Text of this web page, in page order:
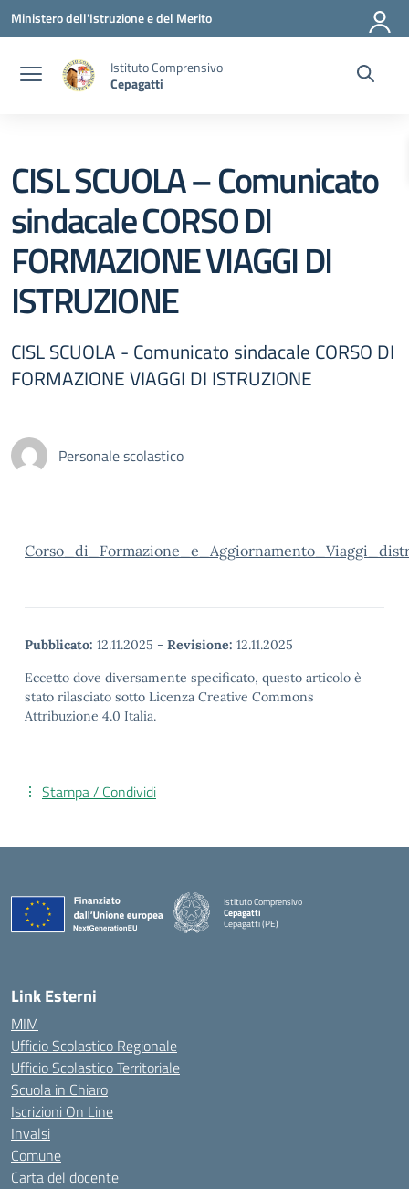
Vai ai contenuti
Vai al menu di navigazione
Vai al footer
Ministero dell'Istruzione e del Merito
Istituto Comprensivo
Cepagatti
CISL SCUOLA – Comunicato
sindacale CORSO DI
FORMAZIONE VIAGGI DI
ISTRUZIONE
CISL SCUOLA - Comunicato sindacale CORSO DI
FORMAZIONE VIAGGI DI ISTRUZIONE
Personale scolastico
Pubblicato: 12.11.2025 - Revisione: 12.11.2025
Eccetto dove diversamente specificato, questo articolo è
stato rilasciato sotto Licenza Creative Commons
Attribuzione 4.0 Italia.
Stampa / Condividi
Istituto Comprensivo
Cepagatti
Cepagatti (PE)
— Visita la pagina iniziale della scuola
Link Esterni
MIM
Ufficio Scolastico Regionale
Ufficio Scolastico Territoriale
Scuola in Chiaro
Iscrizioni On Line
Invalsi
Comune
Carta del docente